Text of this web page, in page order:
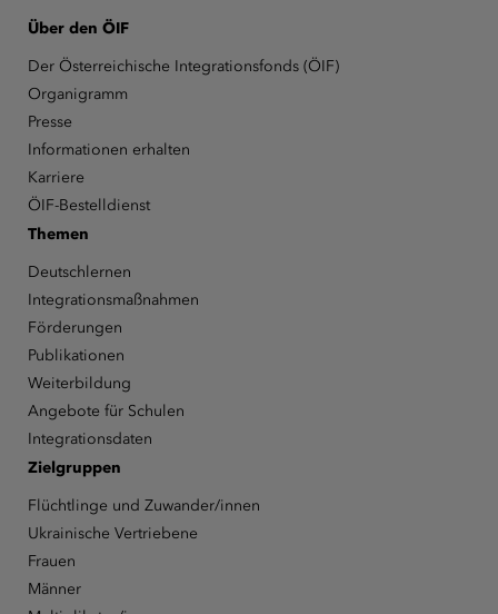
Über den ÖIF
Der Österreichische Integrationsfonds (ÖIF)
Organigramm
Presse
Informationen erhalten
Karriere
ÖIF-Bestelldienst
Themen
Deutschlernen
Integrationsmaßnahmen
Förderungen
Publikationen
Weiterbildung
Angebote für Schulen
Integrationsdaten
Zielgruppen
Flüchtlinge und Zuwander/innen
Ukrainische Vertriebene
Frauen
Männer